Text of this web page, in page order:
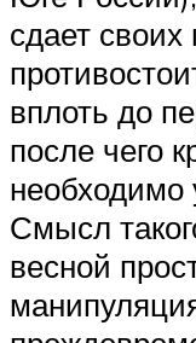
сдает
вплоть до
после чего
необходимо
Смысл
весной